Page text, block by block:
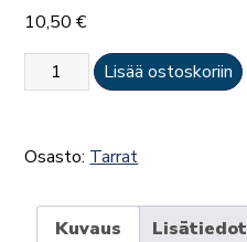
10,50€
Pelastustoimen
arvot
tarra,
Lisää ostoskoriin
Osasto: Tarrat
Kuvaus Lisätiedot